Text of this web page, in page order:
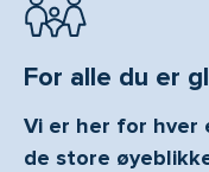
For alle du er
Vi er her for hver
de store